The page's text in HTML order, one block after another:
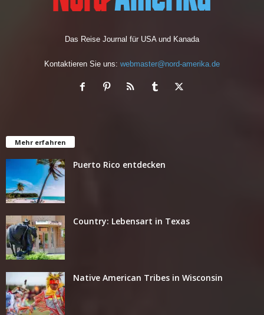
Das Reise Journal für USA und Kanada
Kontaktieren Sie uns: webmaster@nord-amerika.de
Mehr erfahren
Puerto Rico entdecken
Country: Lebensart in Texas
Native American Tribes in Wisconsin